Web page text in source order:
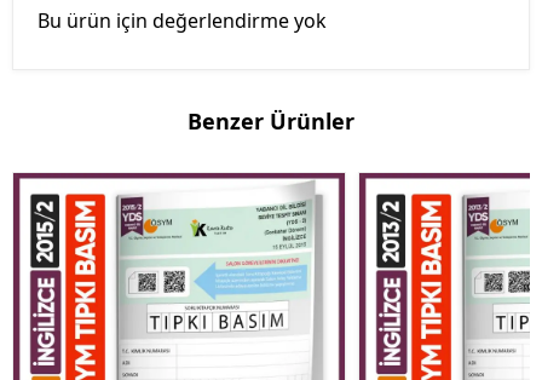
Bu ürün için değerlendirme yok
Benzer Ürünler